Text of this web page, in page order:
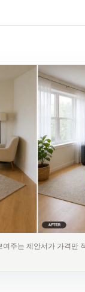
주는 제안서가 가격만